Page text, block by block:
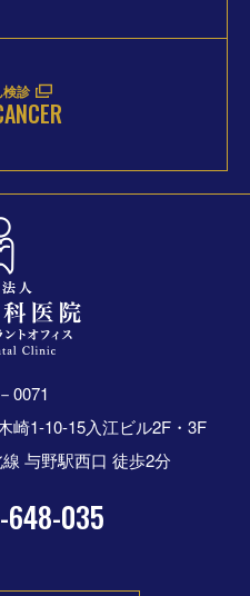
検診
0071
崎1-10-15入江ビル2F・3F
与野駅西口 徒歩2分
648-035